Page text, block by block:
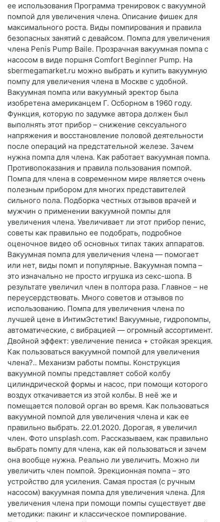
ее использования Программа тренировок с вакуумной
помпой для увеличения члена. Описание фишек для
максимального роста. Виды помпирования и правила
безопасных занятий с девайсом. Помпа для увеличения
члена Penis Pump Baile. Прозрачная вакуумная помпа с
насосом в виде поршня Comfort Beginner Pump. На
sbermegamarket.ru можно выбрать и купить вакуумную
помпу для увеличения члена в Москве с удобной.
Вакуумная помпа или вакуумный эректор была
изобретена американцем Г. Осборном в 1960 году.
Функция, которую по задумке автора должен был
выполнять этот прибор – снижение сексуального
напряжения и восстановление половой деятельности
после операций на предстательной железе. Зачем
нужна помпа для члена. Как работает вакуумная помпа.
Противопоказания и правила пользования помпой.
Помпа для члена в современном мире является очень
полезным прибором для многих представителей
сильного пола. Подборка честных отзывов врачей и
мужчин о применении вакуумной помпы для
увеличения члена. Увеличивает ли этот прибор пенис,
советы как правильно ее подобрать, подробное
оценочное видео об основных типах таких аппаратов.
Вакуумная помпа для увеличения члена — помогает
или нет, виды помп и популярные. Вакуумная помпа –
это изначально не просто игрушка из секс-шопа. В
результате увеличил член в полтора раза. Главное – не
переусердствовать. Много советов и отзывов по
использованию. Помпа для увеличения члена по
лучшей цене в ИнтимЭстетик! Вакуумные, гидропомпы,
автоматические, с вибрацией — огромный ассортимент.
Двойной эффект: увеличение пениса + стойкая эрекция.
Как пользоваться вакуумной помпой для увеличения
члена?.. Механизм работы помпы. Конструкция
вакуумной помпы представляет собой колбу
цилиндрической формы и насос, при помощи которого
воздух откачивается из этой колбы. В неё же и
помещается половой орган во время. Как пользоваться
вакуумной помпой для увеличения члена и как ее
правильно выбрать. 22.01.2020. Дорогая, я увеличил
член. Фото unsplash.com. Рассказываем, как правильно
выбрать помпу для члена, как ей пользоваться и зачем
она вообще нужна. Реально ли увеличить. Можно ли
увеличить член помпой. Эрекционная помпа – это
устройство для усиления. Самая простая (с ручным
насосом) вакуумная помпа для увеличения члена. Для
увеличения члена при помощи помпы существует две
методики: пакинг и классическое помпирование.